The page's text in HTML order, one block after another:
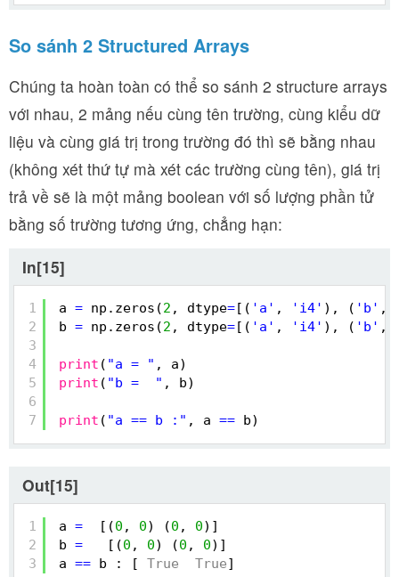
So sánh 2 Structured Arrays
Chúng ta hoàn toàn có thể so sánh 2 structure arrays
với nhau, 2 mảng nếu cùng tên trường, cùng kiểu dữ
liệu và cùng giá trị trong trường đó thì sẽ bằng nhau
(không xét thứ tự mà xét các trường cùng tên), giá trị
trả về sẽ là một mảng boolean với số lượng phần tử
bằng số trường tương ứng, chẳng hạn:
In[15]
1
2
3
4
5
6
7
a = np.zeros(2 , dtype=[( 'a' , 'i4' ), ( 'b' ,
b = np.zeros(2 , dtype=[( 'a' , 'i4' ), ( 'b' ,
print ( "a = " , a)
print ( "b =  " , b)
print ( "a == b :" , a == b)
Out[15]
1
2
3
a = [(0 , 0) (0 , 0)]
b = [(0 , 0) (0 , 0)]
a == b : [ True True]